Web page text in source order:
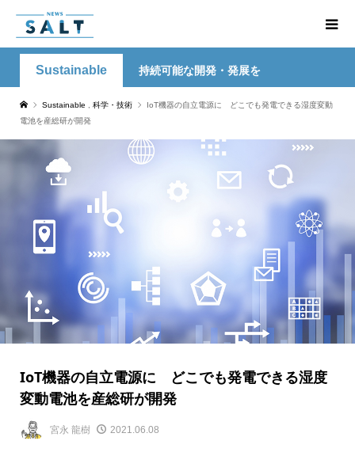
Sustainable 持続可能な開発・発展を
Sustainable 科学・技術
IoT機器の自立電源に どこでも発電できる湿度変動
電池を産総研が開発
IoT機器の自立電源に どこでも発電できる湿度
変動電池を産総研が開発
宮永 龍樹 2021.06.08